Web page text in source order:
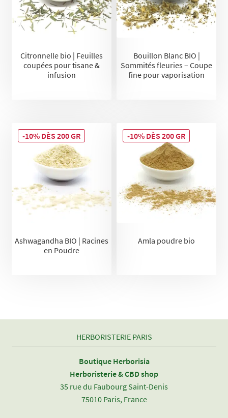
Citronnelle bio | Feuilles
coupées pour tisane &
infusion
Bouillon Blanc BIO |
Sommités fleuries – Coupe
fine pour vaporisation
Ashwagandha BIO | Racines
en Poudre
-10% DÈS 200 GR
Amla poudre bio
-10% DÈS 200 GR
HERBORISTERIE PARIS
Boutique Herborisia
Herboristerie & CBD shop
35 rue du Faubourg Saint-Denis
75010 Paris, France